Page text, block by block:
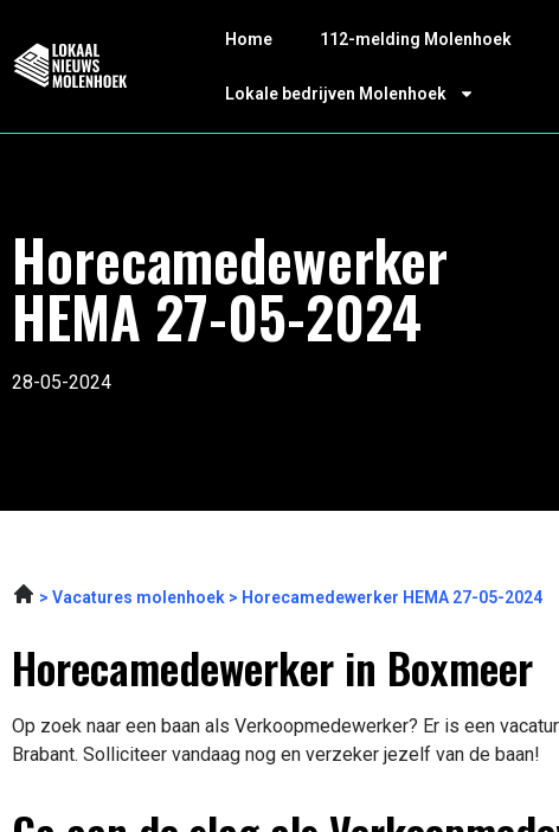
Home 112-melding Molenhoek
Lokale bedrijven Molenhoek
Horecamedewerker
HEMA 27-05-2024
28-05-2024
Vacatures molenhoek Horecamedewerker HEMA 27-05-2024
Horecamedewerker in Boxmeer
Op zoek naar een baan als Verkoopmedewerker? Er is een
Brabant. Solliciteer vandaag nog en verzeker jezelf van de baan!